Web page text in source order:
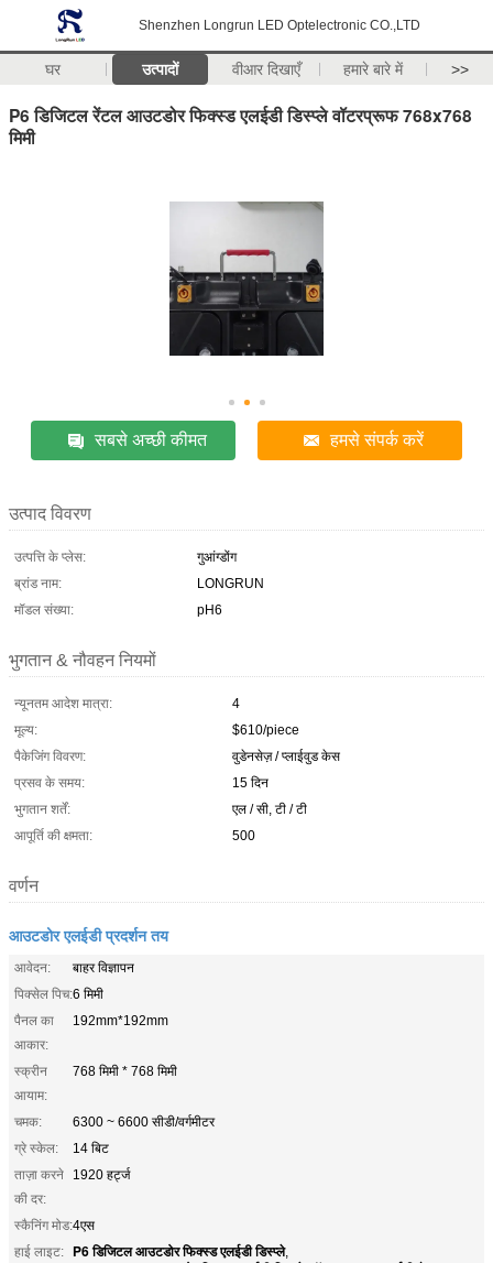
Shenzhen Longrun LED Optelectronic CO.,LTD
घर उत्पादों वीआर दिखाएँ हमारे बारे में >>
P6 डिजिटल रेंटल आउटडोर फिक्स्ड एलईडी डिस्प्ले वॉटरप्रूफ 768x768
मिमी
सबसे अच्छी कीमत हमसे संपर्क करें
उत्पाद विवरण
उत्पत्ति के प्लेस:
गुआंग्डोंग
ब्रांड नाम:
LONGRUN
मॉडल संख्या:
pH6
भुगतान & नौवहन नियमों
न्यूनतम आदेश मात्रा:
4
मूल्य:
$610/piece
पैकेजिंग विवरण:
वुडेनसेज़ / प्लाईवुड केस
प्रसव के समय:
15 दिन
भुगतान शर्तें:
एल / सी, टी / टी
आपूर्ति की क्षमता:
500
वर्णन
आउटडोर एलईडी प्रदर्शन तय
आवेदन:
बाहर विज्ञापन
पिक्सेल पिच:6 मिमी
पैनल का
आकार:
192mm*192mm
स्क्रीन
आयाम:
768 मिमी * 768 मिमी
चमक:
6300 ~ 6600 सीडी/वर्गमीटर
ग्रे स्केल:
14 बिट
ताज़ा करने
की दर:
1920 हर्ट्ज
स्कैनिंग मोड:4एस
हाई लाइट:
P6 डिजिटल आउटडोर फिक्स्ड एलईडी डिस्प्ले,